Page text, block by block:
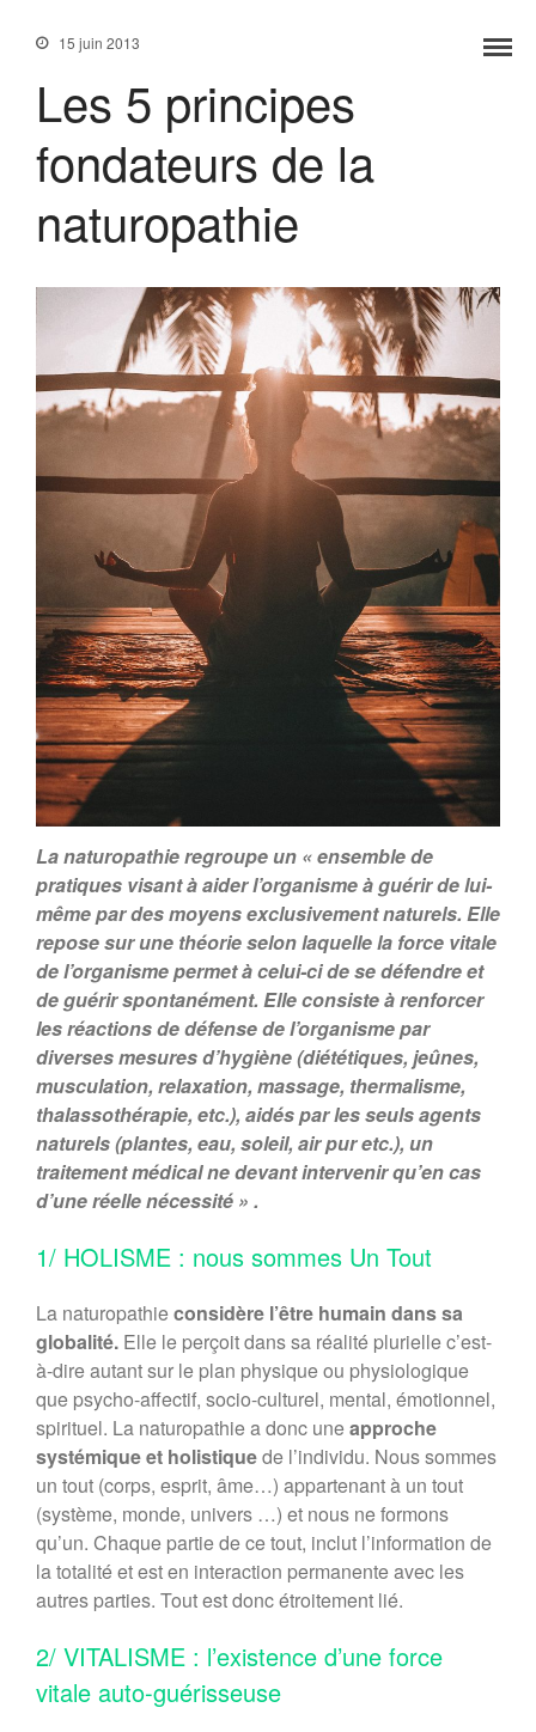
Services
Formations
Tarifs
Blog
Contact
15 juin 2013
Les 5 principes
fondateurs de la
naturopathie
La naturopathie regroupe un « ensemble de
pratiques visant à aider l’organisme à guérir de lui-
même par des moyens exclusivement naturels. Elle
repose sur une théorie selon laquelle la force vitale
de l’organisme permet à celui-ci de se défendre et
de guérir spontanément. Elle consiste à renforcer
les réactions de défense de l’organisme par
diverses mesures d’hygiène (diététiques, jeûnes,
musculation, relaxation, massage, thermalisme,
thalassothérapie, etc.), aidés par les seuls agents
naturels (plantes, eau, soleil, air pur etc.), un
traitement médical ne devant intervenir qu’en cas
d’une réelle nécessité » .
1/ HOLISME : nous sommes Un Tout
La naturopathieconsidère l’être humain dans sa
globalité. Elle le perçoit dans sa réalité plurielle c’est-
à-dire autant sur le plan physique ou physiologique
que psycho-affectif, socio-culturel, mental, émotionnel,
spirituel. La naturopathie a donc uneapproche
systémique et holistiquede l’individu. Nous sommes
un tout (corps, esprit, âme…) appartenant à un tout
(système, monde, univers …) et nous ne formons
qu’un. Chaque partie de ce tout, inclut l’information de
la totalité et est en interaction permanente avec les
autres parties. Tout est donc étroitement lié.
2/ VITALISME : l’existence d’une force
vitale auto-guérisseuse